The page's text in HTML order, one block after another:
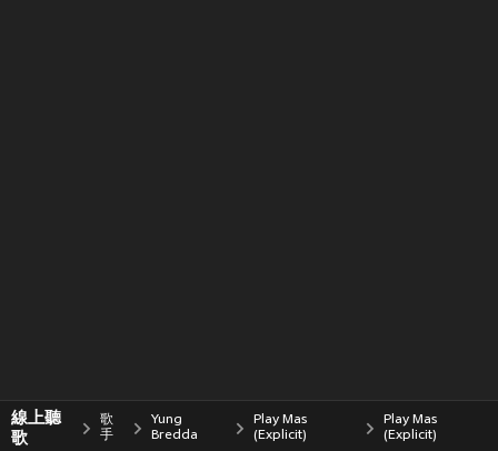
線上聽
歌
歌
手
Yung
Bredda
Play Mas
(Explicit)
Play Mas
(Explicit)